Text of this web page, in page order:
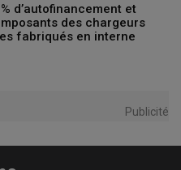
1,2438
1,2327
d’autofinancement et
des chargeurs
fabriqués en interne
Publicité